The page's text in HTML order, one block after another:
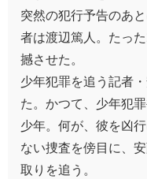
突然の犯行予告のあ
者は渡辺篤人。たっ
撼させた。
少年犯罪を追う記者
た。かつて、少年犯
少年。何が、彼を凶
ない捜査を傍目に、
取りを追う。